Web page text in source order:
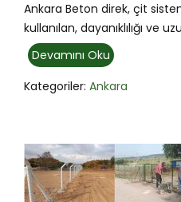
Ankara Beton direk, çit
kullanılan, dayanıklılığı ve
Devamını Oku
Kategoriler: Ankara